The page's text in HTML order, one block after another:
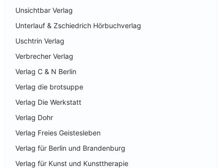
Unsichtbar Verlag
Unterlauf & Zschiedrich Hörbuchverlag
Uschtrin Verlag
Verbrecher Verlag
Verlag C & N Berlin
Verlag die brotsuppe
Verlag Die Werkstatt
Verlag Dohr
Verlag Freies Geistesleben
Verlag für Berlin und Brandenburg
Verlag für Kunst und Kunsttherapie